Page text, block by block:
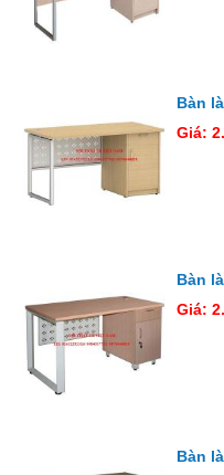
Bàn
Giá:
Bàn
Giá:
Bàn